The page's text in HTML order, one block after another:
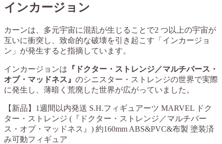
インカージョン
カーンは、多元宇宙に混乱が生じることで2 つ以上の宇宙が
互いに衝突し、致命的な破壊を引き起こす「インカージョ
ン」が発生すると指摘しています。
インカージョンは 『ドクター・ストレンジ／マルチバース・
オブ・マッドネス』 のシニスター・ストレンジの世界で実際
に発生し、薄暗く荒廃した世界が広がっていました。
【新品】1週間以内発送 S.H.フィギュアーツ MARVEL ドク
ター・ストレンジ (『ドクター・ストレンジ／マルチバー
ス・オブ・マッドネス』) 約160mm ABS&PVC&布製 塗装済
み可動フィギュア